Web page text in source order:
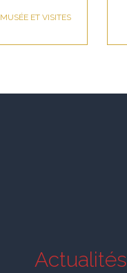
MUSÉE ET VISITES
Actualités